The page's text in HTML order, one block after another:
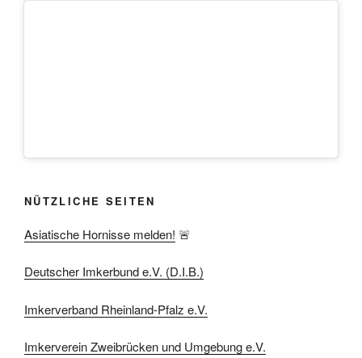
NÜTZLICHE SEITEN
Asiatische Hornisse melden! 🚨
Deutscher Imkerbund e.V. (D.I.B.)
Imkerverband Rheinland-Pfalz e.V.
Imkerverein Zweibrücken und Umgebung e.V.